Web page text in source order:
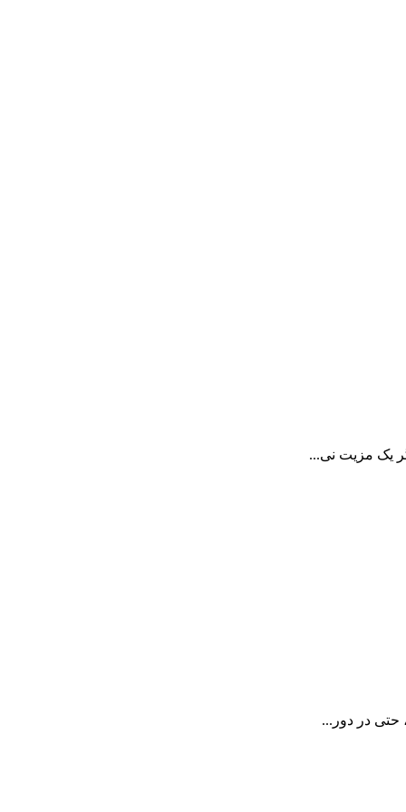
یک مزیت نی...
حتی در دور...